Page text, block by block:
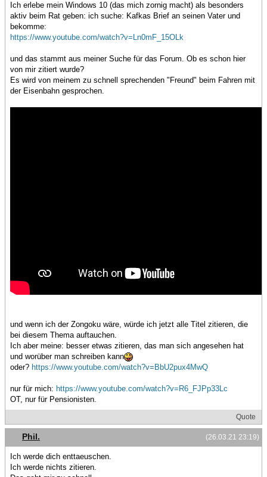
Ich erlebe mein Windows 10 (das mich zornig macht) als besonders
aktiv beim Rat geben: ich suche: Kafkas Brief an seinen Vater und
bekomme:
https://www.youtube.com/watch?v=Ln0mF_15OLk
und das stammt aus meiner Suche für das Forum. Ob es schon hier
von mir zitiert wurde?
Es wird von meinem zu schnell sprechenden "Freund" beim Fahren mit
der Eisenbahn gesprochen.
und wenn ich der Zongoku wäre, würde ich jetzt alle Titel zitieren, die
bei diesem Thema auftauchen.
Ich aber meine: besser etwas zitieren, das man sich angesehen hat
und worüber man schreiben kann
oder? https://www.youtube.com/watch?v=BbU2pux4MwQ
nur für mich: https://www.youtube.com/watch?v=R6_FJPp33Lc
OT, nur für Pensionisten.
Quote
(26.03.21 23:19)
Phil.
Ich werde dich enttaeuschen.
Ich werde nichts zitieren.